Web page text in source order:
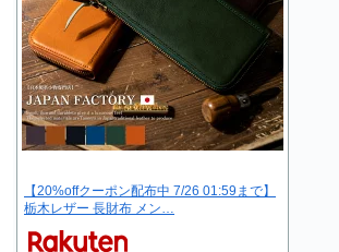
【20%offクーポン配布中 7/26 01:59まで】
栃木レザー 長財布 メン…